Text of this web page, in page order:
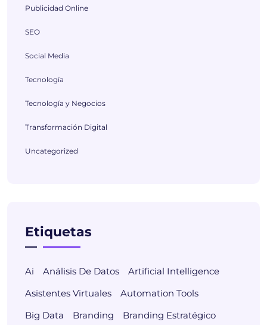
Publicidad Online
SEO
Social Media
Tecnología
Tecnología y Negocios
Transformación Digital
Uncategorized
Etiquetas
Ai Análisis De Datos
Artificial Intelligence
Asistentes Virtuales
Automation Tools
Big Data
Branding
Branding Estratégico